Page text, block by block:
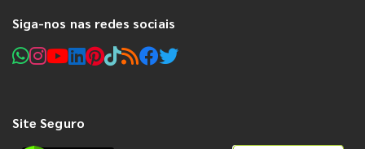
Siga-nos nas redes sociais
Site Seguro